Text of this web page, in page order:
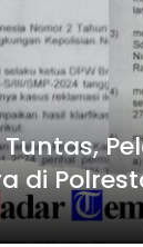
di